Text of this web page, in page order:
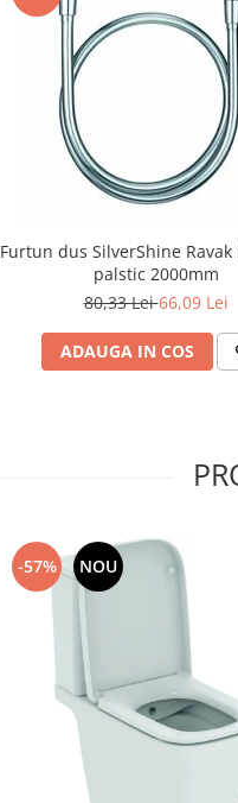
Furtun dus SilverShine
palstic 2000mm
80,33 Lei66,09 Lei
ADAUGA IN COS
-57% NOU